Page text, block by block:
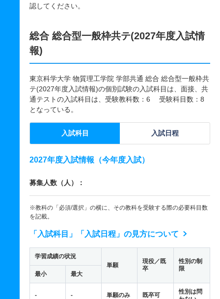
認してください。
総合 総合型一般枠共テ(2027年度入試情
報)
東京科学大学 物質理工学院 学部共通 総合 総合型一般枠共
テ(2027年度入試情報)の個別試験の入試科目は、面接、共
通テストの入試科目は、受験教科数：6 受験科目数：8
となっている。
入試科目 入試日程
2027年度入試情報（今年度入試）
募集人数（人）：
※教科の「必須/選択」の横に、その教科を受験する際の必要科目数
を記載。
「入試科目」「入試日程」の見方について
学習成績の状況
単願
現役／既
卒
性別の制
限
最小 最大
- - 単願のみ 既卒可
性別は問